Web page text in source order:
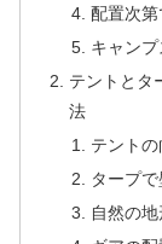
配置次第
キャン
テントとタ
法
テント
タープ
自然の